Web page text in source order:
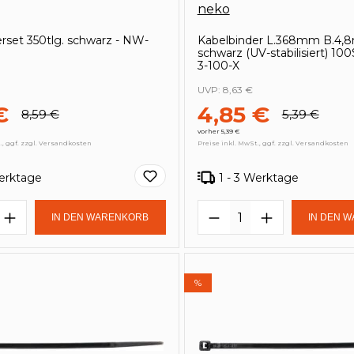
350tlg. schwarz - NW-
8,59 €
ggf. zzgl. Versandkosten
Anzahl: Gib den gewünschten
IN DEN WARENKORB
neko
Kabelbinder L.368mm
schwarz (UV-stabilisiert)
3-100-X
4,85 € 5,39 €
vorher 5,39 €
UVP: 8,63 €
Preise inkl. MwSt., ggf. zzgl. Versandkosten
1 - 3 Werktage
Produkt IN DEN
%